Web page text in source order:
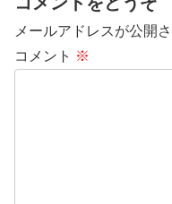
メールアドレスが公開
コメント ※